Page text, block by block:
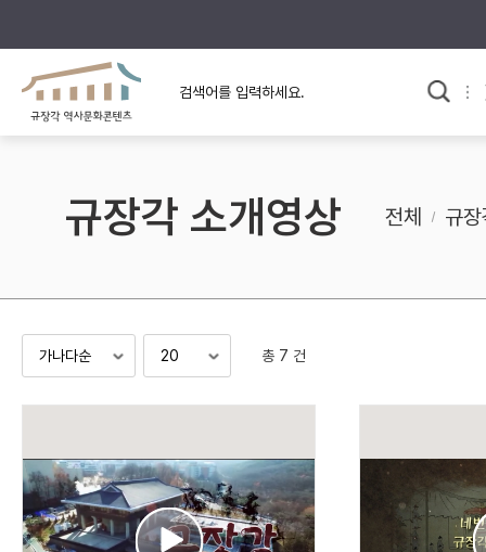
규장각의 어제와 오늘
규장각 소개영상
사료와 문학으로 본
고대
고려
조선 후기
검색 연산자 사용안내
연산자 사용 예
“정조”와 “정약
규장각 소개영상 전체 규
총 7 건